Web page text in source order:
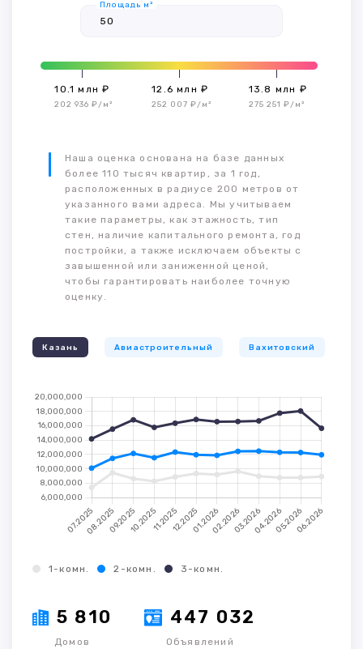
Площадь м²
10.1 млн ₽
202 936 ₽/м²
12.6 млн ₽
252 007 ₽/м²
13.8 млн ₽
275 251 ₽/м²
Наша оценка основана на базе данных
более 110 тысяч квартир, за 1 год,
расположенных в радиусе 200 метров от
указанного вами адреса. Мы учитываем
такие параметры, как этажность, тип
стен, наличие капитального ремонта, год
постройки, а также исключаем объекты с
завышенной или заниженной ценой,
чтобы гарантировать наиболее точную
оценку.
Казань Авиастроительный Вахитовский
1-комн. 2-комн. 3-комн.
5 810
Домов
447 032
Объявлений